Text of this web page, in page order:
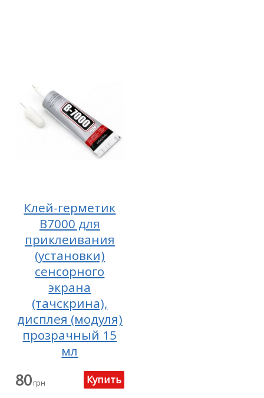
Клей-герметик
B7000 для
приклеивания
(установки)
сенсорного
экрана
(тачскрина),
дисплея (модуля)
прозрачный 15
мл
80грн